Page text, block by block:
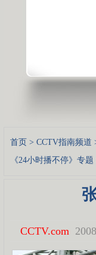
首页 > CCTV指南频道
《24小时播不停》专题
CCTV.com